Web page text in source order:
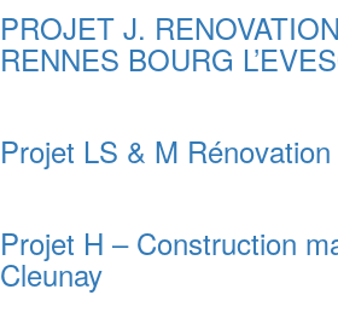
PROJET J.
RENNES BOURG
Projet LS & M
Projet H – Construction
Cleunay